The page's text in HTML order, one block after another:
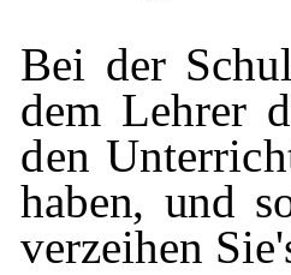
Bei der
dem Lehrer
den
haben, und
verzeihen